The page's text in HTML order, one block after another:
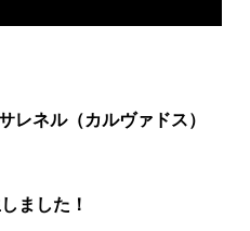
レネル（カルヴァドス）
ました！